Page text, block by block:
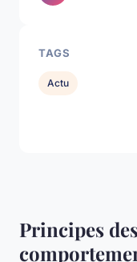
Principes
TAGS
Actu